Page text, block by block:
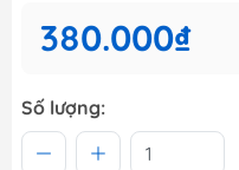
380.000₫
Số lượng: